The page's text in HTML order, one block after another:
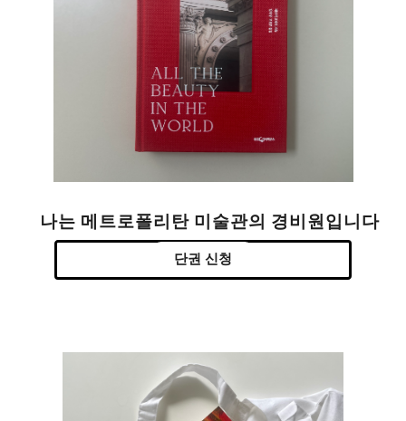
나는 메트로폴리탄 미술관의 경비원입니다
단권 신청